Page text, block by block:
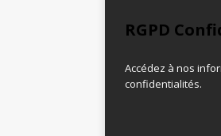
RGPD
Accédez à nos
confidentialités.